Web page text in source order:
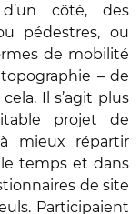
côté, des
pédestres, ou
de mobilité
– de
Il s’agit plus
projet de
mieux répartir
temps et dans
de site
Participaient